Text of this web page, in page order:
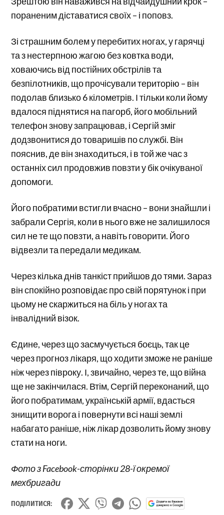
пораненим діставатися своїх – і поповз.
Зі страшним болем у перебитих ногах, у гарячці
та з нестерпною жагою без ковтка води,
ховаючись від постійних обстрілів та
безпілотників, що прочісували територію – він
подолав близько 6 кілометрів. І тільки коли йому
вдалося піднятися на пагорб, його мобільний
телефон знову запрацював, і Сергій зміг
додзвонитися до товаришів по службі. Він
пояснив, де він знаходиться, і в той же час з
останніх сил продовжив повзти у бік очікуваної
допомоги.
Його побратими встигли вчасно – вони знайшли і
забрали Сергія, коли в нього вже не залишилося
сил не те що повзти, а навіть говорити. Його
відвезли та передали медикам.
Через кілька днів танкіст прийшов до тями. Зараз
він спокійно розповідає про свій порятунок і при
цьому не скаржиться на біль у ногах та
інвалідний візок.
Єдине, через що засмучується боєць, так це
через прогноз лікаря, що ходити зможе не раніше
ніж через півроку. І, звичайно, через те, що війна
ще не закінчилася. Втім, Сергій переконаний, що
його побратимам, українській армії, вдасться
знищити ворога і повернути всі наші землі
набагато раніше, ніж лікар дозволить йому знову
стати на ноги.
Фото з Facebook-сторінки 28-ї окремої
мехбригади
ПОДІЛИТИСЯ: